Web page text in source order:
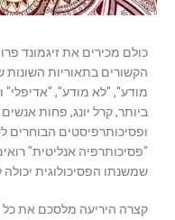
כולם מכירים את זיגמונד
הקשורים בתאוריות
מודע", "לא מודע",
ביותר, קרל יונג, פחות
ופסיכותרפיסטים הבוחרים
"פסיכותרפיה אנליטית"
שמשנתו הפסיכולוגית
קצרה היריעה מלסכם את כל